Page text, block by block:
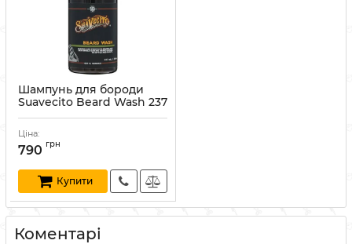
Шампунь для бороди
Suavecito Beard Wash 237
мл
Артикул:
Ціна:
790 грн
Купити
Коментарі